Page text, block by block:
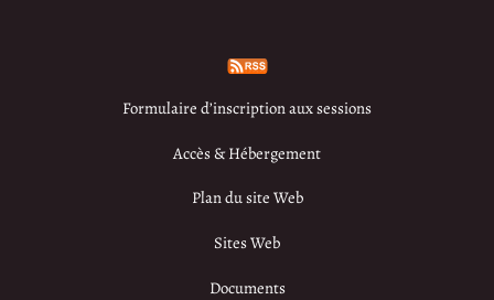
Formulaire d’inscription aux sessions
Accès & Hébergement
Plan du site Web
Sites Web
Documents